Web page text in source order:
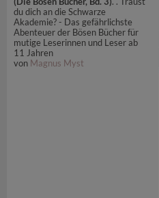
du dich an die Schwarze
Akademie? - Das gefährlichste
Abenteuer der Bösen Bücher für
mutige Leserinnen und Leser ab
11 Jahren
von Magnus Myst